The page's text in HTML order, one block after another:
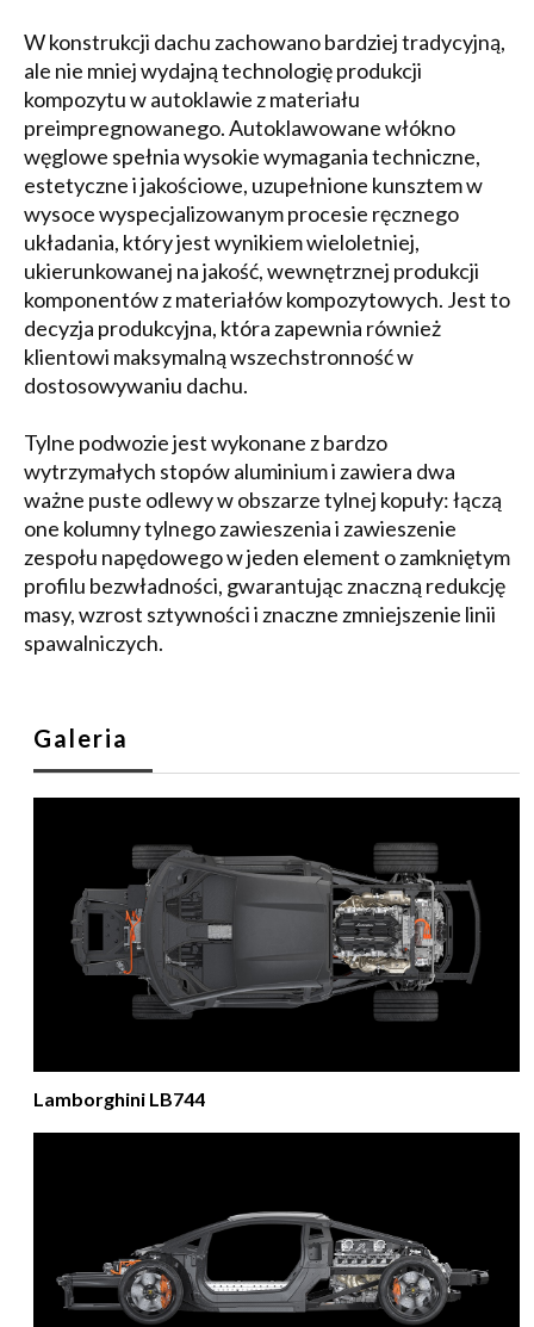
W konstrukcji dachu zachowano bardziej tradycyjną,
ale nie mniej wydajną technologię produkcji
kompozytu w autoklawie z materiału
preimpregnowanego. Autoklawowane włókno
węglowe spełnia wysokie wymagania techniczne,
estetyczne i jakościowe, uzupełnione kunsztem w
wysoce wyspecjalizowanym procesie ręcznego
układania, który jest wynikiem wieloletniej,
ukierunkowanej na jakość, wewnętrznej produkcji
komponentów z materiałów kompozytowych. Jest to
decyzja produkcyjna, która zapewnia również
klientowi maksymalną wszechstronność w
dostosowywaniu dachu.
Tylne podwozie jest wykonane z bardzo
wytrzymałych stopów aluminium i zawiera dwa
ważne puste odlewy w obszarze tylnej kopuły: łączą
one kolumny tylnego zawieszenia i zawieszenie
zespołu napędowego w jeden element o zamkniętym
profilu bezwładności, gwarantując znaczną redukcję
masy, wzrost sztywności i znaczne zmniejszenie linii
spawalniczych.
Galeria
Lamborghini LB744